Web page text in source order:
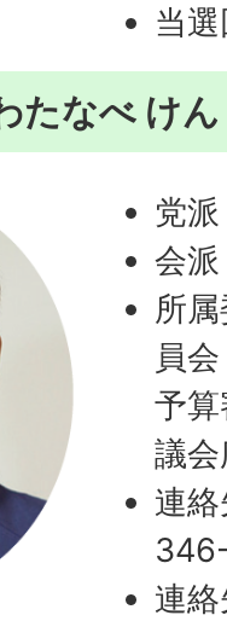
当
たなべ け
党
会
所
員会
予
議
連
連